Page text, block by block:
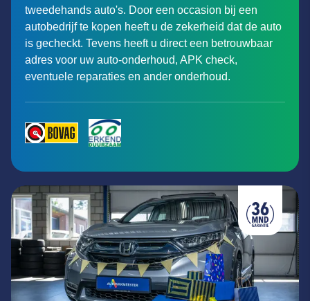
tweedehands auto's. Door een occasion bij een
autobedrijf te kopen heeft u de zekerheid dat de auto
is gecheckt. Tevens heeft u direct een betrouwbaar
adres voor uw auto-onderhoud, APK check,
eventuele reparaties en ander onderhoud.